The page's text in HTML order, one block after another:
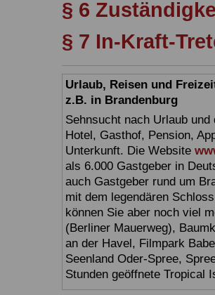
§ 6
§ 7 In-Kraft-
Urlaub, Reisen und
z.B. in Brandenburg
Sehnsucht nach Urlaub
Hotel, Gasthof, Pension,
Unterkunft. Die Website
als 6.000 Gastgeber in
auch Gastgeber rund um
mit dem legendären
können Sie aber noch viel
(Berliner Mauerweg),
an der Havel, Filmpark
Seenland Oder-Spree,
Stunden geöffnete Tropical